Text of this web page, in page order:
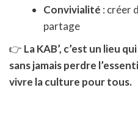
Convivialité : créer
partage
👉 La KAB’, c’est un lieu
sans jamais perdre
vivre la culture pour tous.